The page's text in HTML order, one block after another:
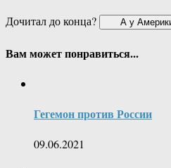
Дочитал до конца?
Вам может понравиться...
Гегемон против России
09.06.2021